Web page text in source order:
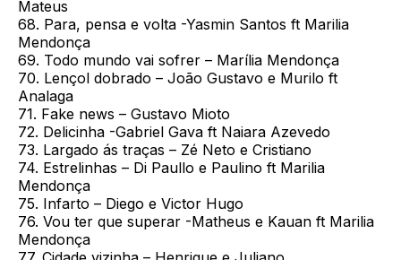
Mateus
68. Para, pensa e volta -Yasmin Santos ft Marilia
Mendonça
69. Todo mundo vai sofrer – Marília Mendonça
70. Lençol dobrado – João Gustavo e Murilo ft
Analaga
71. Fake news – Gustavo Mioto
72. Delicinha -Gabriel Gava ft Naiara Azevedo
73. Largado ás traças – Zé Neto e Cristiano
74. Estrelinhas – Di Paullo e Paulino ft Marilia
Mendonça
75. Infarto – Diego e Victor Hugo
76. Vou ter que superar -Matheus e Kauan ft Marilia
Mendonça